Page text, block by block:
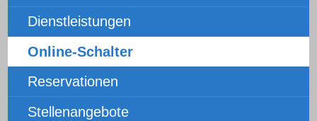
Dienstleistungen
Online-Schalter
Reservationen
Stellenangebote